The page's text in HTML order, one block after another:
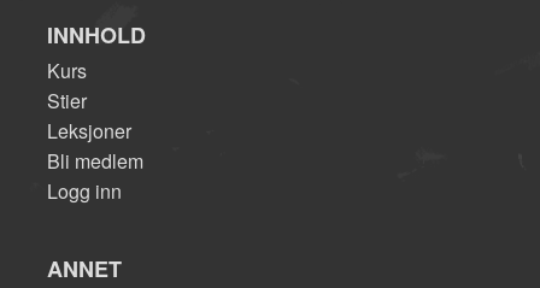
INNHOLD
Kurs
Stier
Leksjoner
Bli medlem
Logg inn
ANNET